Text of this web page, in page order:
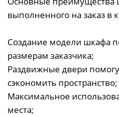
выполненного на заказ в
Создание модели шкафа
размерам заказчика;
Раздвижные двери
сэкономить пространство;
Максимальное
места;